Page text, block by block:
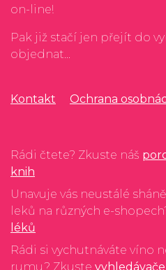
on-line!
Pak již stačí jen přejít do
objednat...
Kontakt Ochrana
Rádi čtete? Zkuste náš
knih
Unavuje vás neustálé
leků na různých e-
léků
Rádi si vychutnáváte víno
rumu? Zkuste